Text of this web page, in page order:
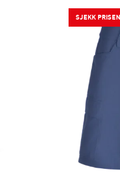
SJEKK PRISEN